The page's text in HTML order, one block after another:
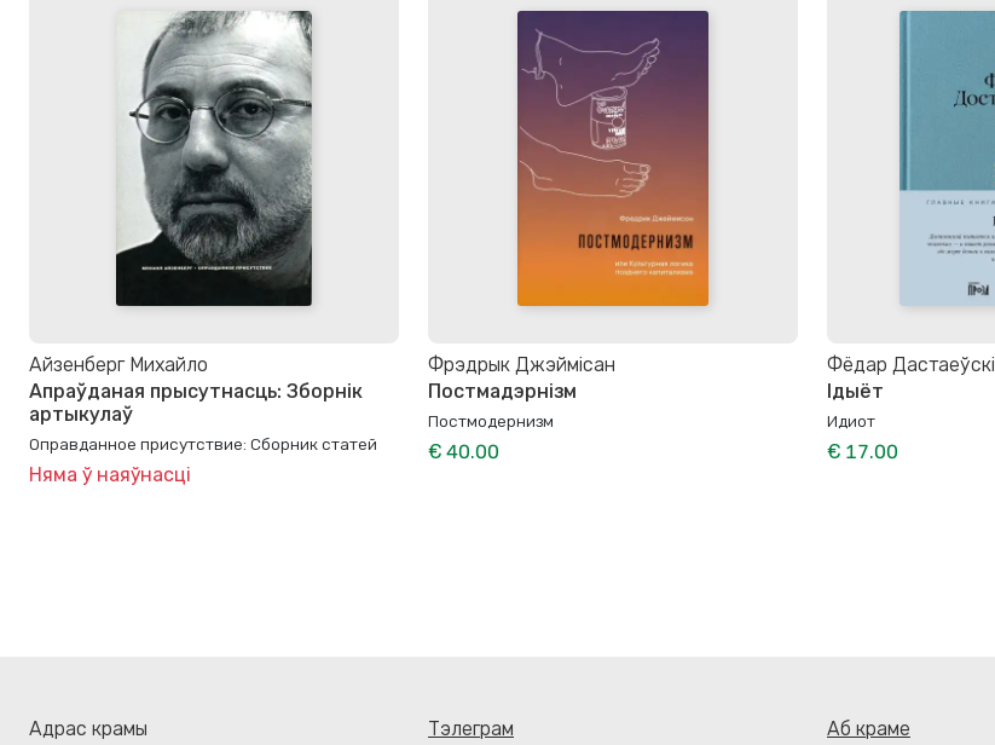
Айзенберг Михайло
Апраўданая прысутнасць: Зборнік
артыкулаў
Оправданное присутствие: Сборник статей
Няма ў наяўнасці
Фрэдрык Джэймісан
Постмадэрнізм
Постмодернизм
€ 40.00
Фёдар Дастаеўскі
Ідыёт
Идиот
€ 17.00
Адрас крамы Тэлеграм Аб краме